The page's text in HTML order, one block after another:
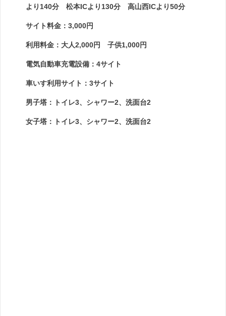
より140分 松本ICより130分 高山西ICより50分
サイト料金：3,000円
利用料金：大人2,000円 子供1,000円
電気自動車充電設備：4サイト
車いす利用サイト：3サイト
男子塔：トイレ3、シャワー2、洗面台2
女子塔：トイレ3、シャワー2、洗面台2